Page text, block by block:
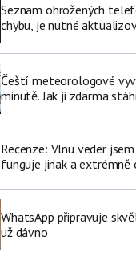
Seznam ohrožených
chybu, je nutné
Čeští meteorologové
minutě. Jak ji zdarma
Recenze: Vlnu veder
funguje jinak a extrémně
WhatsApp připravuje
už dávno